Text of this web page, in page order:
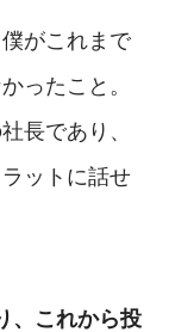
がこれまで
ったこと。
長であり、
ットに話せ
、これから投